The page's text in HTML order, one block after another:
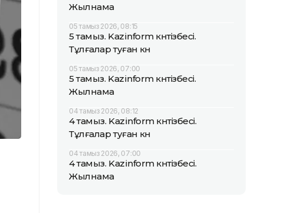
Жылнама
05 тамыз 2026, 08:15
5 тамыз. Kazinform күнтізбесі.
Тұлғалар туған күн
05 тамыз 2026, 07:00
5 тамыз. Kazinform күнтізбесі.
Жылнама
04 тамыз 2026, 08:12
4 тамыз. Kazinform күнтізбесі.
Тұлғалар туған күн
04 тамыз 2026, 07:00
4 тамыз. Kazinform күнтізбесі.
Жылнама